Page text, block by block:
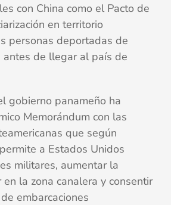
con China como el Pacto de
en territorio
personas deportadas de
antes de llegar al país de
gobierno panameño ha
Memorándum con las
que según
a Estados Unidos
militares, aumentar la
la zona canalera y consentir
embarcaciones